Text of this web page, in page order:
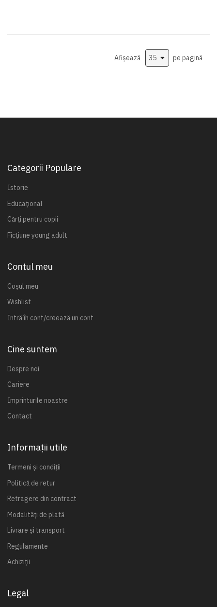
Afișează pe pagină
Categorii Populare
Istorie
Educațional
Cărți pentru copii
Ficțiune young adult
Contul meu
Coșul meu
Wishlist
Intră în cont/creează un cont
Cine suntem
Despre noi
Cariere
Imprinturile noastre
Contact
Informații utile
Termeni și condiții
Politică de retur
Retragere din contract
Modalități de plată
Livrare și transport
Regulamente
Achiziții
Legal